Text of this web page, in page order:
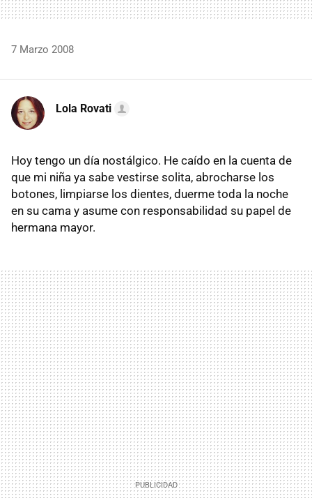
7 Marzo 2008
Lola Rovati
Hoy tengo un día nostálgico. He caído en la cuenta de
que mi niña ya sabe vestirse solita, abrocharse los
botones, limpiarse los dientes, duerme toda la noche
en su cama y asume con responsabilidad su papel de
hermana mayor.